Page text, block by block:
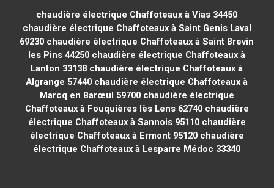
chaudière électrique Chaffoteaux à Vias 34450
chaudière électrique Chaffoteaux à Saint Genis Laval
69230 chaudière électrique Chaffoteaux à Saint Brevin
les Pins 44250 chaudière électrique Chaffoteaux à
Lanton 33138 chaudière électrique Chaffoteaux à
Algrange 57440 chaudière électrique Chaffoteaux à
Marcq en Barœul 59700chaudière électrique
Chaffoteaux à Fouquières lès Lens 62740chaudière
électrique Chaffoteaux à Sannois 95110chaudière
électrique Chaffoteaux à Ermont 95120chaudière
électrique Chaffoteaux à Lesparre Médoc 33340